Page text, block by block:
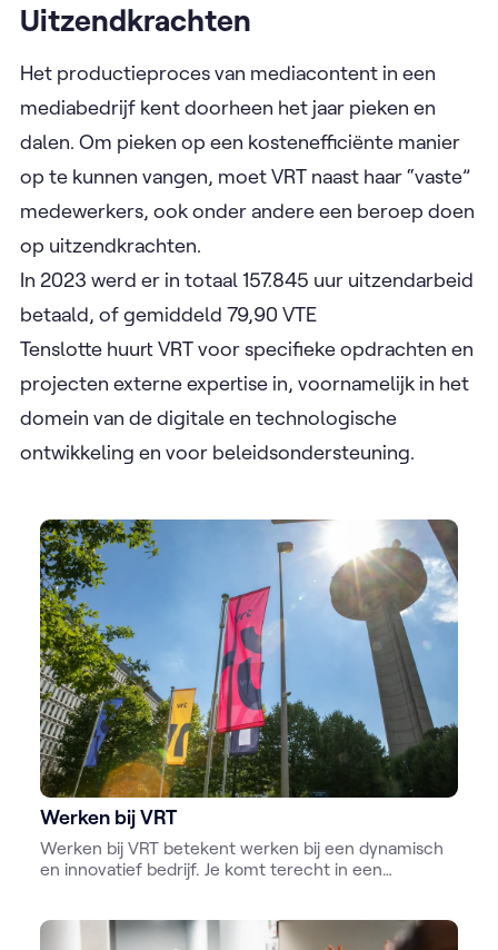
Uitzendkrachten
Het productieproces van mediacontent in een
mediabedrijf kent doorheen het jaar pieken en
dalen. Om pieken op een kostenefficiënte manier
op te kunnen vangen, moet VRT naast haar “vaste”
medewerkers, ook onder andere een beroep doen
op uitzendkrachten.
In 2023 werd er in totaal 157.845 uur uitzendarbeid
betaald, of gemiddeld 79,90 VTE
Tenslotte huurt VRT voor specifieke opdrachten en
projecten externe expertise in, voornamelijk in het
domein van de digitale en technologische
ontwikkeling en voor beleidsondersteuning.
Werken bij VRT
Werken bij VRT betekent werken bij een dynamisch
en innovatief bedrijf. Je komt terecht in een
programmamedewerker, video-ingenieur of jurist, bij